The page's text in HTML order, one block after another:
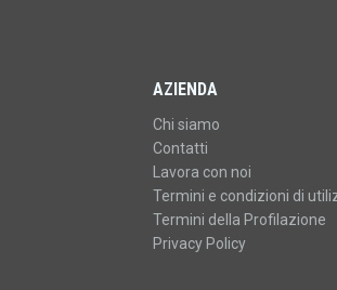
AZIENDA
Chi siamo
Contatti
Lavora con noi
Termini e condizioni di
Termini della Profilazione
Privacy Policy